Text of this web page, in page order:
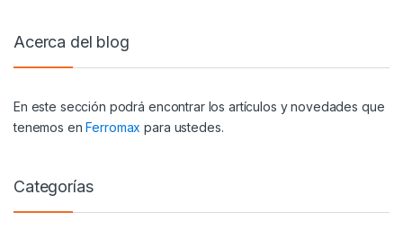
Acerca del blog
En este sección podrá encontrar los artículos y novedades que
tenemos enFerromax para ustedes.
Categorías